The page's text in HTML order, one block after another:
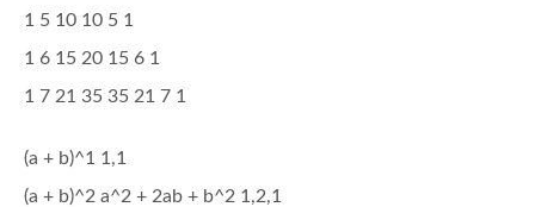
1 5 10 10 5 1
1 6 15 20 15 6 1
1 7 21 35 35 21 7 1
(a + b)^1 1,1
(a + b)^2 a^2 + 2ab + b^2 1,2,1